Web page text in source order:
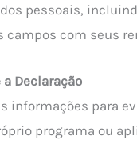
pessoais,
campos com seus
Declaração
informações para
programa ou